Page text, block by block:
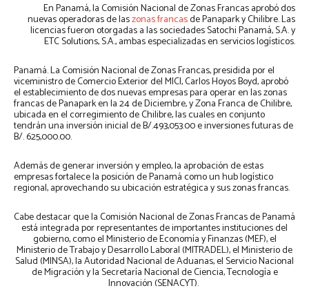
En Panamá, la Comisión Nacional de Zonas Francas aprobó dos
nuevas operadoras de laszonas francasde Panapark y Chilibre. Las
licencias fueron otorgadas a las sociedades Satochi Panamá, S.A. y
ETC Solutions, S.A., ambas especializadas en servicios logísticos.
Panamá. La Comisión Nacional de Zonas Francas, presidida por el
viceministro de Comercio Exterior del MICI, Carlos Hoyos Boyd, aprobó
el establecimiento de dos nuevas empresas para operar en las zonas
francas de Panapark en la 24 de Diciembre, y Zona Franca de Chilibre,
ubicada en el corregimiento de Chilibre, las cuales en conjunto
tendrán una inversión inicial de B/.493,053.00 e inversiones futuras de
B/. 625,000.00.
Además de generar inversión y empleo, la aprobación de estas
empresas fortalece la posición de Panamá como un hub logístico
regional, aprovechando su ubicación estratégica y sus zonas francas.
Cabe destacar que la Comisión Nacional de Zonas Francas de Panamá
está integrada por representantes de importantes instituciones del
gobierno, como el Ministerio de Economía y Finanzas (MEF), el
Ministerio de Trabajo y Desarrollo Laboral (MITRADEL), el Ministerio de
Salud (MINSA), la Autoridad Nacional de Aduanas, el Servicio Nacional
de Migración y la Secretaría Nacional de Ciencia, Tecnología e
Innovación (SENACYT).